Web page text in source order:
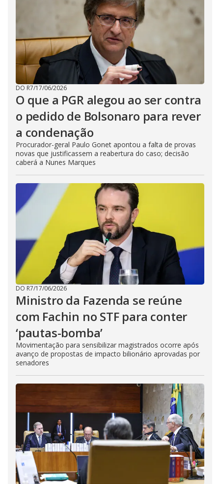
DO R7/17/06/2026
O que a PGR alegou ao ser contra
o pedido de Bolsonaro para rever
a condenação
Procurador-geral Paulo Gonet apontou a falta de provas
novas que justificassem a reabertura do caso; decisão
caberá a Nunes Marques
DO R7/17/06/2026
Ministro da Fazenda se reúne
com Fachin no STF para conter
‘pautas-bomba’
Movimentação para sensibilizar magistrados ocorre após
avanço de propostas de impacto bilionário aprovadas por
senadores